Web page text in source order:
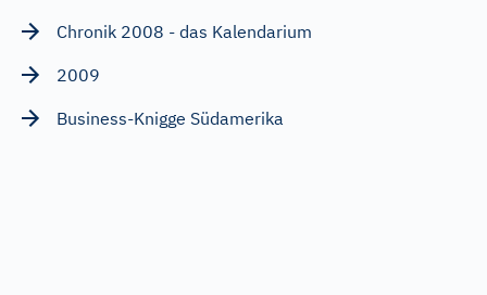
Chronik 2008 - das Kalendarium
2009
Business-Knigge Südamerika